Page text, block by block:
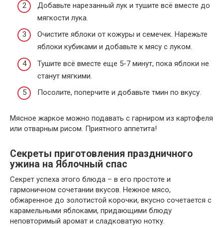
Добавьте нарезанный лук и тушите всё вместе до
мягкости лука.
Очистите яблоки от кожуры и семечек. Нарежьте
яблоки кубиками и добавьте к мясу с луком.
Тушите всё вместе еще 5-7 минут, пока яблоки не
станут мягкими.
Посолите, поперчите и добавьте тмин по вкусу.
Мясное жаркое можно подавать с гарниром из картофеля
или отварным рисом. Приятного аппетита!
Секреты приготовления праздничного
ужина на Яблочный спас
Секрет успеха этого блюда – в его простоте и
гармоничном сочетании вкусов. Нежное мясо,
обжаренное до золотистой корочки, вкусно сочетается с
карамельными яблоками, придающими блюду
неповторимый аромат и сладковатую нотку.